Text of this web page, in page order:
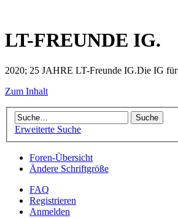
LT-FREUNDE IG.
2020; 25 JAHRE LT-Freunde IG.Die IG für
Zum Inhalt
Erweiterte Suche
Foren-Übersicht
Ändere Schriftgröße
FAQ
Registrieren
Anmelden